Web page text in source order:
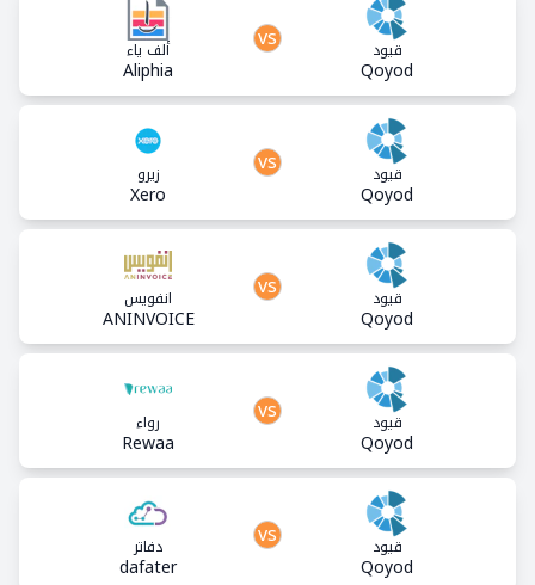
قيود
Qoyod
ألف ياء
Aliphia
vs
قيود
Qoyod
زيرو
Xero
vs
قيود
Qoyod
انفويس
ANINVOICE
vs
قيود
Qoyod
رواء
Rewaa
vs
قيود
Qoyod
دفاتر
dafater
vs